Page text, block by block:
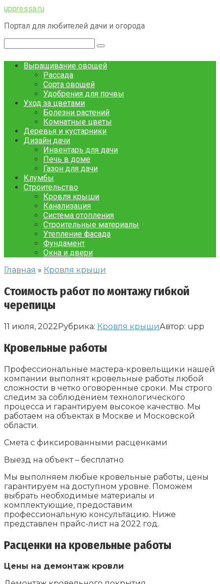
Перейти
контенту
uppressa.ru
Портал для любителей дачи и огорода
Выращивание овощей
Рассада
Сорта овощей
Удобрения для почвы
Уход за цветами
Болезни растений
Комнатные цветы
Деревья и кустарники
Дизайн дачи
Инвентарь для дачи
Печь в доме
Газон для дачи
Клумбы
Строительство
Кровля крыши
Канализация
Система отопления
Строительные материалы
Утепление фасада
Фундамент
Окна и двери
Главная » Кровля крыши
Стоимость работ по монтажу гибкой
черепицы
11 июля, 2022Рубрика: Кровля крышиАвтор: upp
Кровельные работы
Профессиональные мастера-кровельщики нашей
компании выполнят кровельные работы любой
сложности в четко оговоренные сроки. Мы строго
следим за соблюдением технологического
процесса и гарантируем высокое качество. Мы
работаем на объектах в Москве и Московской
области.
Смета с фиксированными расценками
Выезд на объект – бесплатно
Мы выполняем любые кровельные работы, цены
гарантируем на доступном уровне. Поможем
выбрать необходимые материалы и
комплектующие, предоставим
профессиональную консультацию. Ниже
представлен прайс-лист на 2022 год.
Расценки на кровельные работы
Цены на демонтаж кровли